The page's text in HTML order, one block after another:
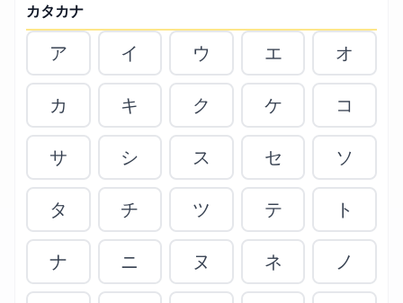
カタカナ
ア イ ウ エ オ
カ キ ク ケ コ
サ シ ス セ ソ
タ チ ツ テ ト
ナ ニ ヌ ネ ノ